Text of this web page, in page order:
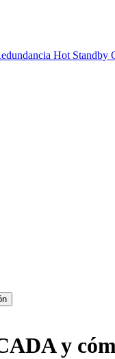
Hot Standby
y